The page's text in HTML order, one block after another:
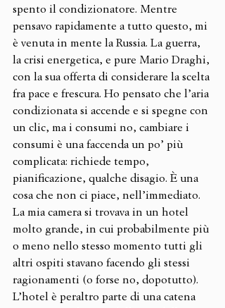
spento il condizionatore. Mentre
pensavo rapidamente a tutto questo, mi
è venuta in mente la Russia. La guerra,
la crisi energetica, e pure Mario Draghi,
con la sua offerta di considerare la scelta
fra pace e frescura. Ho pensato che l’aria
condizionata si accende e si spegne con
un clic, ma i consumi no, cambiare i
consumi è una faccenda un po’ più
complicata: richiede tempo,
pianificazione, qualche disagio. È una
cosa che non ci piace, nell’immediato.
La mia camera si trovava in un hotel
molto grande, in cui probabilmente più
o meno nello stesso momento tutti gli
altri ospiti stavano facendo gli stessi
ragionamenti (o forse no, dopotutto).
L’hotel è peraltro parte di una catena